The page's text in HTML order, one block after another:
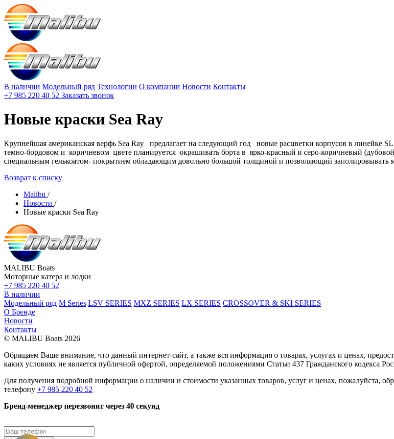
В наличии Модельный ряд Технологии О компании Новости Контакты
+7 985 220 40 52 Заказать звонок
Новые краски Sea Ray
Крупнейшая американская верфь Sea Ray предлагает на следующий год новые расцветки корпусов в линейке
темно-бордовом и коричневом цвете планируется окрашивать борта в ярко-красный и серо-коричневый
специальным гелькоатом- покрытием обладающим довольно большой толщиной и позволяющий заполировывать
Возврат к списку
Malibu /
Новости /
Новые краски Sea Ray
MALIBU Boats
Моторные катера и лодки
+7 985 220 40 52
В наличии
Модельный ряд M Series LSV SERIES MXZ SERIES LX SERIES CROSSOVER & SKI SERIES
О Бренде
Новости
Контакты
© MALIBU Boats 2026
Обращаем Ваше внимание, что данный интернет-сайт, а также вся информация о товарах, услугах и ценах,
каких условиях не является публичной офертой, определяемой положениями Статьи 437 Гражданского кодекса
Для получения подробной информации о наличии и стоимости указанных товаров, услуг и ценах, пожалуйста,
телефону +7 985 220 40 52
Бренд-менеджер перезвонит через 40 секунд